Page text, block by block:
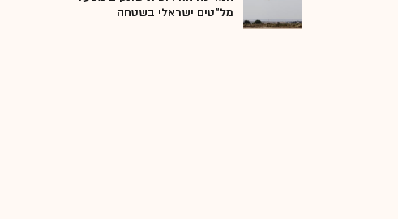
מל"טים ישראלי בשטחה